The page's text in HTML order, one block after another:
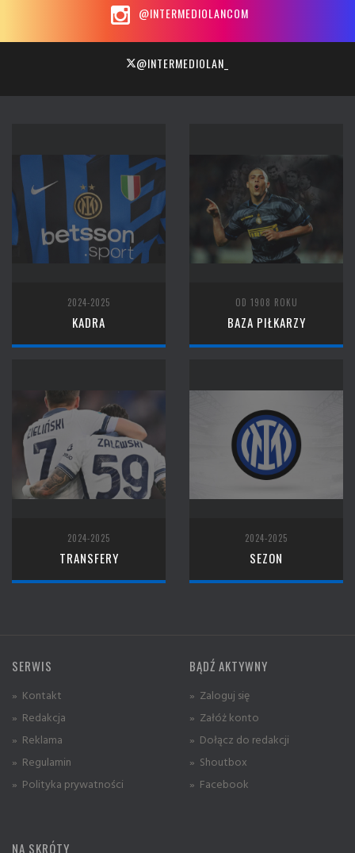
@INTERMEDIOLANCOM
@INTERMEDIOLAN_
2024-2025
KADRA
OD 1908 ROKU
BAZA PIŁKARZY
2024-2025
TRANSFERY
2024-2025
SEZON
SERWIS
» Kontakt
» Redakcja
» Reklama
» Regulamin
» Polityka prywatności
BĄDŹ AKTYWNY
» Zaloguj się
» Załóż konto
» Dołącz do redakcji
» Shoutbox
» Facebook
NA SKRÓTY